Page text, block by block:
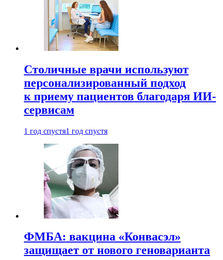
Столичные врачи используют
персонализированный подход
к приему пациентов благодаря ИИ-
сервисам
1 год спустя1 год спустя
ФМБА: вакцина «Конвасэл»
защищает от нового геноварианта